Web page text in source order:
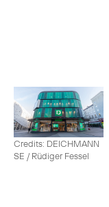
Credits: DEICHMANN
SE / Rüdiger Fessel